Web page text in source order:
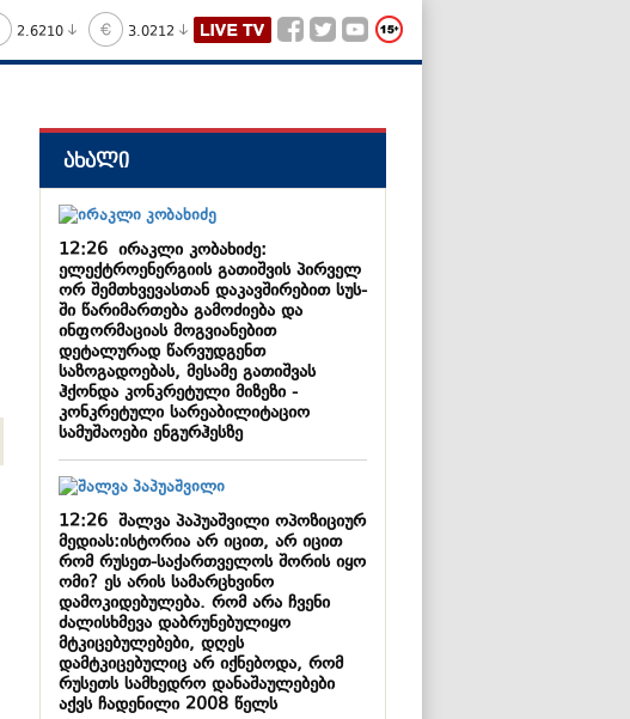
2.6210 3.0212
ახალი
12:26ირაკლი კობახიძე:
ელექტროენერგიის გათიშვის პირველ
ორ შემთხვევასთან დაკავშირებით სუს-
ში წარიმართება გამოძიება და
ინფორმაციას მოგვიანებით
დეტალურად წარვუდგენთ
საზოგადოებას, მესამე გათიშვას
ჰქონდა კონკრეტული მიზეზი -
კონკრეტული სარეაბილიტაციო
სამუშაოები ენგურჰესზე
12:26შალვა პაპუაშვილი ოპოზიციურ
მედიას:ისტორია არ იცით, არ იცით
რომ რუსეთ-საქართველოს შორის იყო
ომი? ეს არის სამარცხვინო
დამოკიდებულება. რომ არა ჩვენი
ძალისხმევა დაბრუნებულიყო
მტკიცებულებები, დღეს
დამტკიცებულიც არ იქნებოდა, რომ
რუსეთს სამხედრო დანაშაულებები
აქვს ჩადენილი 2008 წელს